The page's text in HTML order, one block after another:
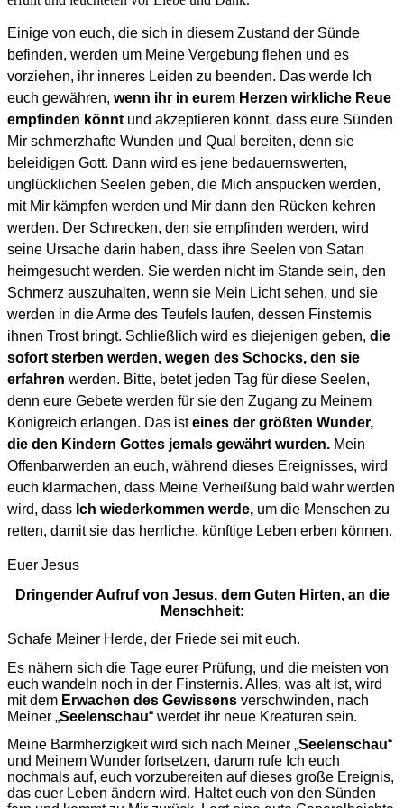
Einige von euch, die sich in diesem Zustand der Sünde
befinden, werden um Meine Vergebung flehen und es
vorziehen, ihr inneres Leiden zu beenden. Das werde Ich
euch gewähren, wenn ihr in eurem Herzen wirkliche Reue
empfinden könntund akzeptieren könnt, dass eure Sünden
Mir schmerzhafte Wunden und Qual bereiten, denn sie
beleidigen Gott. Dann wird es jene bedauernswerten,
unglücklichen Seelen geben, die Mich anspucken werden,
mit Mir kämpfen werden und Mir dann den Rücken kehren
werden. Der Schrecken, den sie empfinden werden, wird
seine Ursache darin haben, dass ihre Seelen von Satan
heimgesucht werden. Sie werden nicht im Stande sein, den
Schmerz auszuhalten, wenn sie Mein Licht sehen, und sie
werden in die Arme des Teufels laufen, dessen Finsternis
ihnen Trost bringt. Schließlich wird es diejenigen geben, die
sofort sterben werden, wegen des Schocks, den sie
erfahren werden. Bitte, betet jeden Tag für diese Seelen,
denn eure Gebete werden für sie den Zugang zu Meinem
Königreich erlangen. Das isteines der größten Wunder,
die den Kindern Gottes jemals gewährt wurden. Mein
Offenbarwerden an euch, während dieses Ereignisses, wird
euch klarmachen, dass Meine Verheißung bald wahr werden
wird, dass Ich wiederkommen werde, um die Menschen zu
retten, damit sie das herrliche, künftige Leben erben können.
Euer Jesus
Dringender Aufruf von Jesus, dem Guten Hirten, an die
Menschheit:
Schafe Meiner Herde, der Friede sei mit euch.
Es nähern sich die Tage eurer Prüfung, und die meisten von
euch wandeln noch in der Finsternis. Alles, was alt ist, wird
mit dem Erwachen des Gewissens verschwinden, nach
Meiner „Seelenschau“ werdet ihr neue Kreaturen sein.
Meine Barmherzigkeit wird sich nach Meiner „Seelenschau“
und Meinem Wunder fortsetzen, darum rufe Ich euch
nochmals auf, euch vorzubereiten auf dieses große Ereignis,
das euer Leben ändern wird. Haltet euch von den Sünden